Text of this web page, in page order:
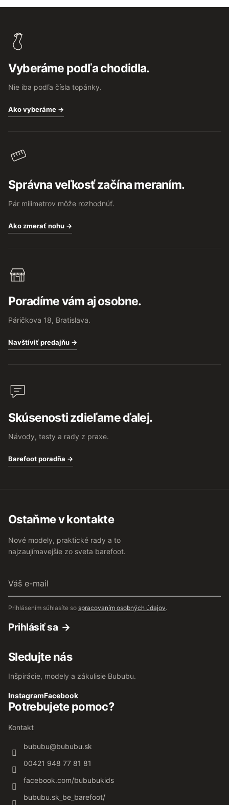
Vyberáme podľa chodidla.
Nie iba podľa čísla topánky.
Ako vyberáme →
Správna veľkosť začína meraním.
Pár milimetrov môže rozhodnúť.
Ako zmerať nohu →
Poradíme vám aj osobne.
Páričkova 18, Bratislava.
Navštíviť predajňu →
Skúsenosti zdieľame ďalej.
Návody, testy a rady z praxe.
Barefoot poradňa →
Ostaňme v kontakte
Nové modely, praktické rady a to
najzaujímavejšie zo sveta barefoot.
e-
mail
Prihlásením súhlasíte so spracovaním osobných údajov.
Prihlásiť sa
Sledujte nás
Inšpirácie, modely a zákulisie Bububu.
InstagramFacebook
Potrebujete pomoc?
Kontakt
bububu@bububu.sk
00421 948 77 81 81
facebook.com/bububukids
bububu.sk_be_barefoot/